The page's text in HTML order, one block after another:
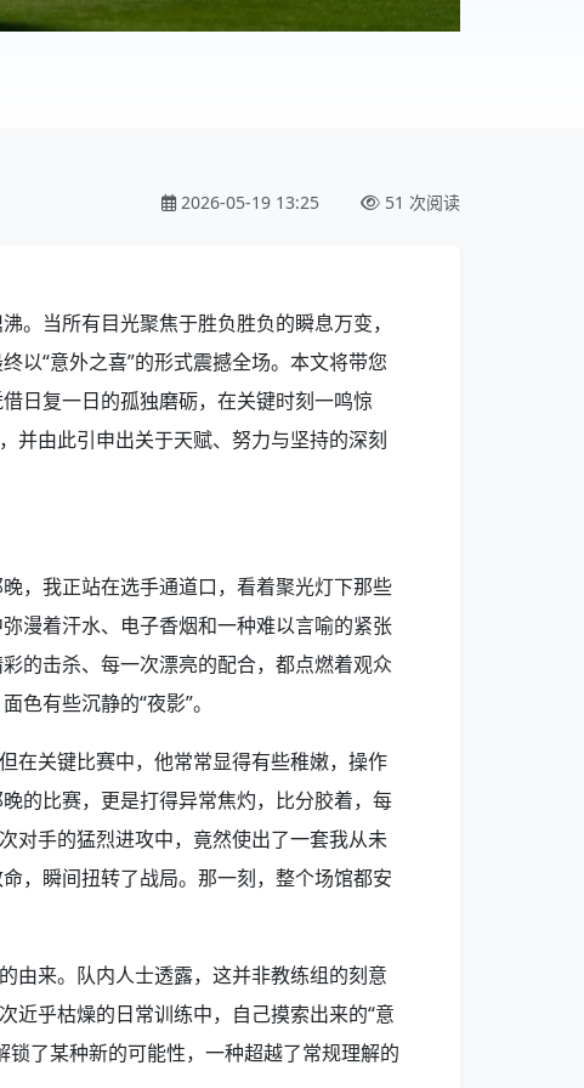
2026-05-19 13:25 51 次阅读
。当所有目光聚焦于胜负胜负的瞬息万变，
以“意外之喜”的形式震撼全场。本文将带您
日复一日的孤独磨砺，在关键时刻一鸣惊
并由此引申出关于天赋、努力与坚持的深刻
，我正站在选手通道口，看着聚光灯下那些
漫着汗水、电子香烟和一种难以言喻的紧张
的击杀、每一次漂亮的配合，都点燃着观众
色有些沉静的“夜影”。
在关键比赛中，他常常显得有些稚嫩，操作
的比赛，更是打得异常焦灼，比分胶着，每
对手的猛烈进攻中，竟然使出了一套我从未
，瞬间扭转了战局。那一刻，整个场馆都安
由来。队内人士透露，这并非教练组的刻意
近乎枯燥的日常训练中，自己摸索出来的“意
了某种新的可能性，一种超越了常规理解的